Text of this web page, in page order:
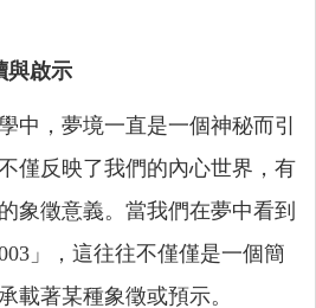
與啟示
中，夢境一直是一個神秘而引
僅反映了我們的內心世界，有
象徵意義。當我們在夢中看到
」，這往往不僅僅是一個簡
載著某種象徵或預示。